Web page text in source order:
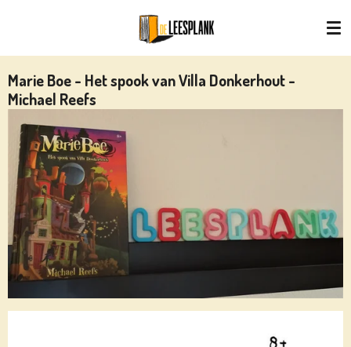
naar
de
hoofdinhoud
Marie Boe - Het spook van Villa Donkerhout -
Michael Reefs